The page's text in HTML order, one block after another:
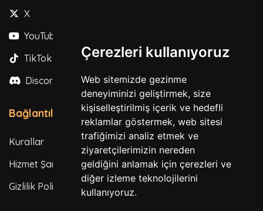
Çerezleri kullanıyoruz
Web sitemizde gezinme
deneyiminizi geliştirmek, size
kişiselleştirilmiş içerik ve hedefli
reklamlar göstermek, web sitesi
trafiğimizi analiz etmek ve
ziyaretçilerimizin nereden
geldiğini anlamak için çerezleri ve
diğer izleme teknolojilerini
kullanıyoruz.
X
YouTube
TikTok
Discord
Bağlantılar
Kurallar
Hizmet Şartları
Gizlilik Politikası